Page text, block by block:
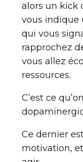
alors un kick
vous indique
qui vous
rapprochez
vous allez
ressources.
C’est ce
Ce dernier
motivation,